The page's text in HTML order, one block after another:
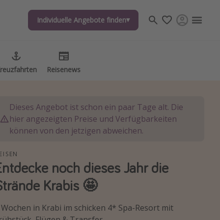
Individuelle Angebote finden
Reisenews
Dieses Angebot ist schon ein paar Tage alt. Die
hier angezeigten Preise und Verfügbarkeiten
können von den jetzigen abweichen.
noch dieses Jahr die
Krabis 🤩
Wochen in Krabi im schicken 4* Spa-Resort mit